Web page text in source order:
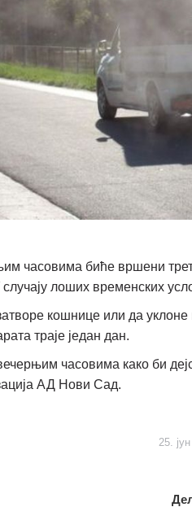
часовима биће вршени
лоших временских
кошнице или да
траје један дан.
часовима како би
АД Нови Сад.
25.